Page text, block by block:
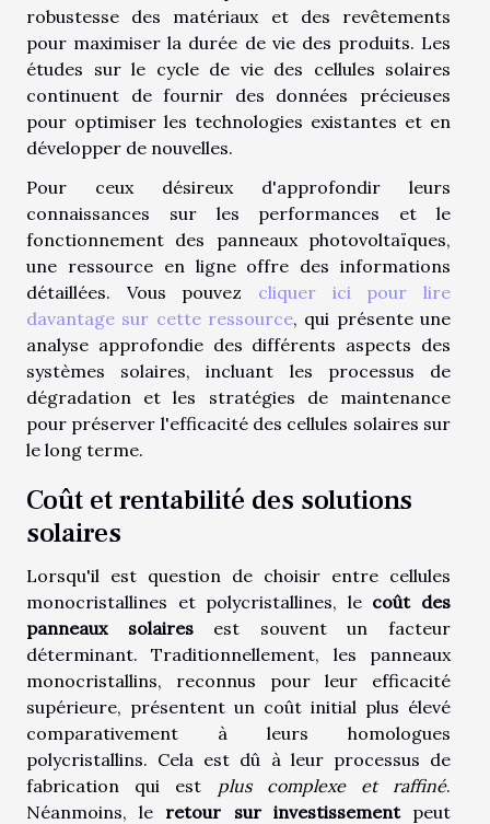
robustesse des matériaux et des revêtements
pour maximiser la durée de vie des produits. Les
études sur le cycle de vie des cellules solaires
continuent de fournir des données précieuses
pour optimiser les technologies existantes et en
développer de nouvelles.
Pour ceux désireux d'approfondir leurs
connaissances sur les performances et le
fonctionnement des panneaux photovoltaïques,
une ressource en ligne offre des informations
détaillées. Vous pouvez cliquer ici pour lire
davantage sur cette ressource, qui présente une
analyse approfondie des différents aspects des
systèmes solaires, incluant les processus de
dégradation et les stratégies de maintenance
pour préserver l'efficacité des cellules solaires sur
le long terme.
Coût et rentabilité des solutions
solaires
Lorsqu'il est question de choisir entre cellules
monocristallines et polycristallines, le coût des
panneaux solairesest souvent un facteur
déterminant. Traditionnellement, les panneaux
monocristallins, reconnus pour leur efficacité
supérieure, présentent un coût initial plus élevé
comparativement à leurs homologues
polycristallins. Cela est dû à leur processus de
fabrication qui est plus complexe et raffiné.
Néanmoins, le retour sur investissementpeut